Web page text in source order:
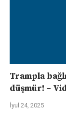
Trampla
düşmür! –
İyul 24, 2025